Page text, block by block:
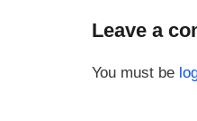
Leave a
You must be